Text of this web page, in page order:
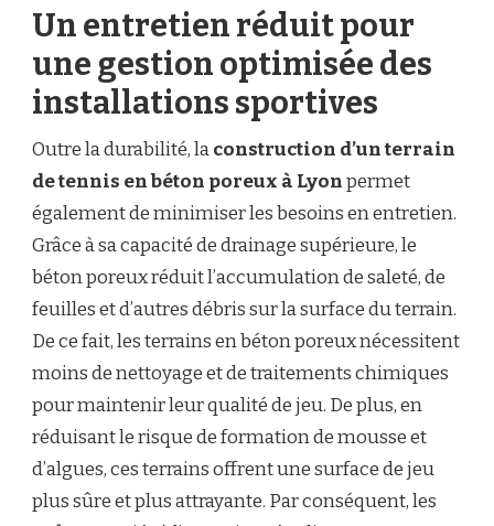
Un entretien réduit pour
une gestion optimisée des
installations sportives
Outre la durabilité, laconstruction d’un terrain
de tennis en béton poreux à Lyonpermet
également de minimiser les besoins en entretien.
Grâce à sa capacité de drainage supérieure, le
béton poreux réduit l’accumulation de saleté, de
feuilles et d’autres débris sur la surface du terrain.
De ce fait, les terrains en béton poreux nécessitent
moins de nettoyage et de traitements chimiques
pour maintenir leur qualité de jeu. De plus, en
réduisant le risque de formation de mousse et
d’algues, ces terrains offrent une surface de jeu
plus sûre et plus attrayante. Par conséquent, les